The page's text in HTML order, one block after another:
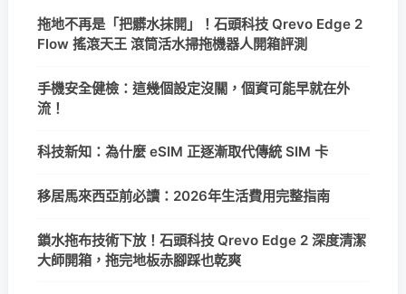
拖地不再是「把髒水抹開」！石頭科技 Qrevo Edge 2
Flow 搖滾天王 滾筒活水掃拖機器人開箱評測
手機安全健檢：這幾個設定沒關，個資可能早就在外
流！
科技新知：為什麼 eSIM 正逐漸取代傳統 SIM 卡
移居馬來西亞前必讀：2026年生活費用完整指南
鎖水拖布技術下放！石頭科技 Qrevo Edge 2 深度清潔
大師開箱，拖完地板赤腳踩也乾爽